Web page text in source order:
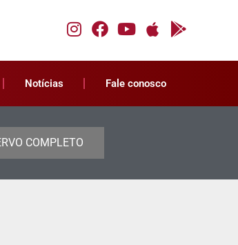
Notícias Fale conosco
COMPLETO